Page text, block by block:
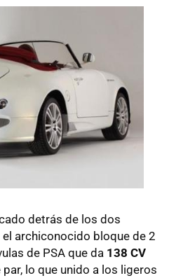
detrás de los dos
archiconocido bloque de 2
de PSA que da 138 CV
par, lo que unido a los ligeros